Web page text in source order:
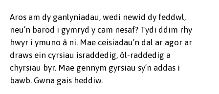
Aros am dy ganlyniadau, wedi newid dy feddwl,
neu’n barod i gymryd y cam nesaf? Tydi ddim rhy
hwyr i ymuno â ni. Mae ceisiadau’n dal ar agor ar
draws ein cyrsiau israddedig, ôl-raddedig a
chyrsiau byr. Mae gennym gyrsiau sy’n addas i
bawb. Gwna gais heddiw.